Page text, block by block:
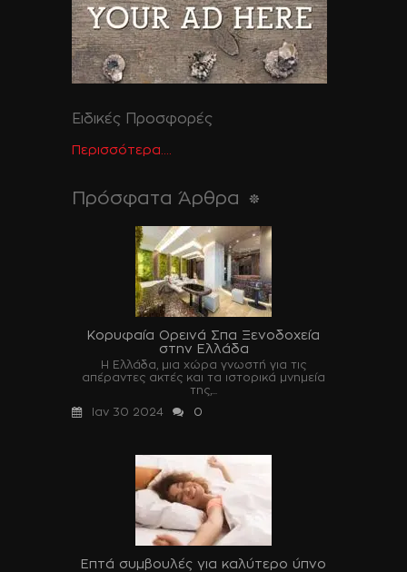
Ειδικές Προσφορές
Περισσότερα....
Πρόσφατα Άρθρα
Κορυφαία Ορεινά Σπα Ξενοδοχεία
στην Ελλάδα
Η Ελλάδα, μια χώρα γνωστή για τις
απέραντες ακτές και τα ιστορικά μνημεία
της,...
Ιαν 30 2024
0
Επτά συμβουλές για καλύτερο ύπνο